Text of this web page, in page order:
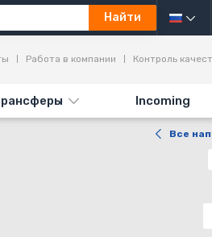
Найти
Incoming
Работа в компании Контроль
Все